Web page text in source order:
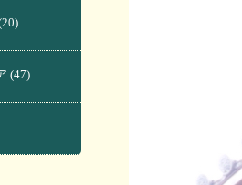
(47)